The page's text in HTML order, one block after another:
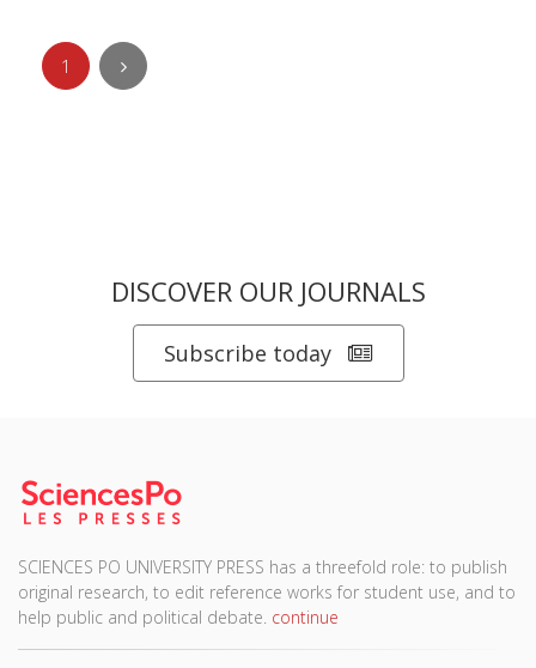
1
DISCOVER OUR JOURNALS
Subscribe today
SCIENCES PO UNIVERSITY PRESS has a threefold role: to publish
original research, to edit reference works for student use, and to
help public and political debate. continue